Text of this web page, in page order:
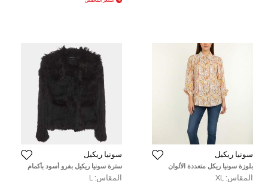
سونيا ريكيل
بلوزة سونيا ريكل متعددة الألوان
بطبعة كريب مقاس كبير جدًا
المقاس: XL
سونيا ريكيل
سترة سونيا ريكيل بفرو أسود بأكمام
طويلة مقاس كبير (لارج)
المقاس: L